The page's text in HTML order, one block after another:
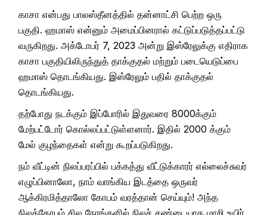
காசா என்பது பாலஸ்தீனத்தில் தன்னாட்சி பெற்ற ஒரு
பகுதி. ஹமாஸ் என்னும் அமைப்பினரால் கட்டுப்படுத்தப்பட்டு
வருகிறது. அக்டோபர் 7, 2023 அன்று இஸ்ரேலுக்கு எதிராக
காசா பகுதியிலிருந்துத் தாக்குதல் மற்றும் படையெடுப்பை
ஹமாஸ் தொடங்கியது. இஸ்ரேலும் பதில் தாக்குதல்
தொடங்கியது.
தற்போது நடக்கும் இப்போரில் இதுவரை 8000க்கும்
மேற்பட்டோர் கொல்லப்பட்டுள்ளனார். இதில் 2000 க்கும்
மேல் குழந்தைகள் என்று கூறப்படுகிறது.
நம் வீட்டின் நிலப்பரப்பில் பக்கத்து வீட்டுக்காரர் எல்லைச்சுவர்
எழுப்பினாலோ, நாம் வாங்கிய இடத்தை ஒருவர்
ஆக்கிரமித்தாலோ கோபம் வரத்தான் செய்யும்! அந்த